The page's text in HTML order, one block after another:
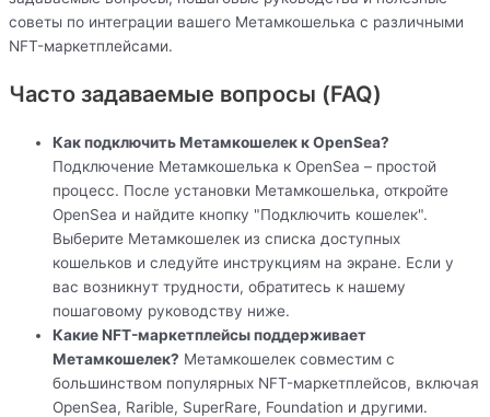
советы по интеграции вашего Метамкошелька с различными
NFT-маркетплейсами.
Часто задаваемые вопросы (FAQ)
Как подключить Метамкошелек к OpenSea?
Подключение Метамкошелька к OpenSea – простой
процесс. После установки Метамкошелька, откройте
OpenSea и найдите кнопку "Подключить кошелек".
Выберите Метамкошелек из списка доступных
кошельков и следуйте инструкциям на экране. Если у
вас возникнут трудности, обратитесь к нашему
пошаговому руководству ниже.
Какие NFT-маркетплейсы поддерживает
Метамкошелек? Метамкошелек совместим с
большинством популярных NFT-маркетплейсов, включая
OpenSea, Rarible, SuperRare, Foundation и другими.